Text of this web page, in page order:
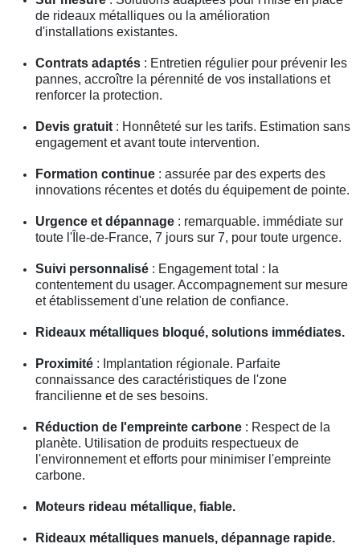
de rideaux métalliques ou la amélioration
d'installations existantes.
Contrats adaptés : Entretien régulier pour prévenir les
pannes, accroître la pérennité de vos installations et
renforcer la protection.
Devis gratuit : Honnêteté sur les tarifs. Estimation sans
engagement et avant toute intervention.
Formation continue : assurée par des experts des
innovations récentes et dotés du équipement de pointe.
Urgence et dépannage : remarquable. immédiate sur
toute l'Île-de-France, 7 jours sur 7, pour toute urgence.
Suivi personnalisé : Engagement total : la
contentement du usager. Accompagnement sur mesure
et établissement d'une relation de confiance.
Rideaux métalliques bloqué, solutions immédiates.
Proximité : Implantation régionale. Parfaite
connaissance des caractéristiques de l'zone
francilienne et de ses besoins.
Réduction de l'empreinte carbone : Respect de la
planète. Utilisation de produits respectueux de
l'environnement et efforts pour minimiser l'empreinte
carbone.
Moteurs rideau métallique, fiable.
Rideaux métalliques manuels, dépannage rapide.